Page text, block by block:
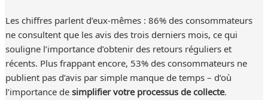
Les chiffres parlent d’eux-mêmes : 86% des consommateurs
ne consultent que les avis des trois derniers mois, ce qui
souligne l’importance d’obtenir des retours réguliers et
récents. Plus frappant encore, 53% des consommateurs ne
publient pas d’avis par simple manque de temps – d’où
l’importance desimplifier votre processus de collecte.